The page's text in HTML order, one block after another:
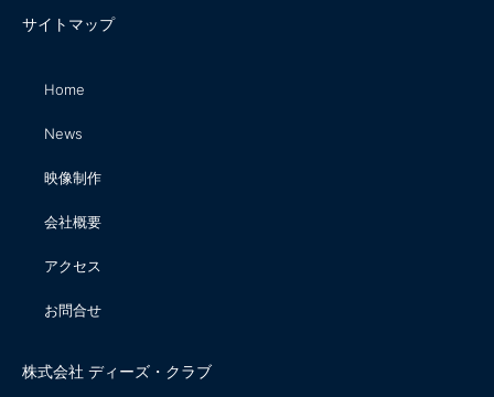
サイトマップ
Home
News
映像制作
会社概要
アクセス
お問合せ
株式会社 ディーズ・クラブ